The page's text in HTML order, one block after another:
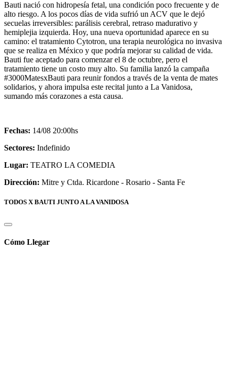
Bauti nació con hidropesía fetal, una condición poco frecuente y de
alto riesgo. A los pocos días de vida sufrió un ACV que le dejó
secuelas irreversibles: parálisis cerebral, retraso madurativo y
hemiplejia izquierda. Hoy, una nueva oportunidad aparece en su
camino: el tratamiento Cytotron, una terapia neurológica no invasiva
que se realiza en México y que podría mejorar su calidad de vida.
Bauti fue aceptado para comenzar el 8 de octubre, pero el
tratamiento tiene un costo muy alto. Su familia lanzó la campaña
#3000MatesxBauti para reunir fondos a través de la venta de mates
solidarios, y ahora impulsa este recital junto a La Vanidosa,
sumando más corazones a esta causa.
Fechas: 14/08 20:00hs
Sectores: Indefinido
Lugar: TEATRO LA COMEDIA
Dirección: Mitre y Ctda. Ricardone - Rosario - Santa Fe
TODOS X BAUTI JUNTO A LA VANIDOSA
Cómo Llegar